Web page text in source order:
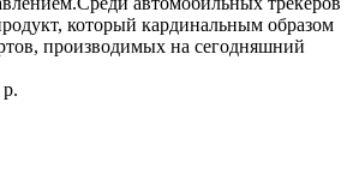
который кардинальным образом
производимых на сегодняшний